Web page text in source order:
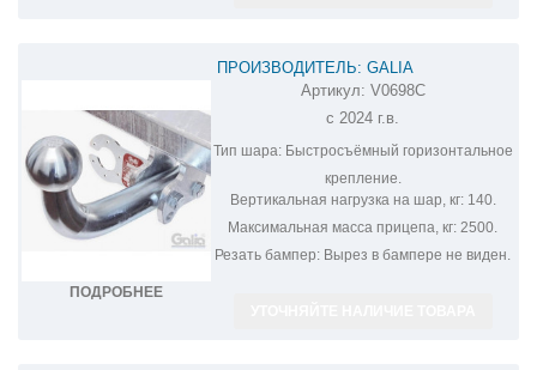
ПОДРОБНЕЕ
ПРОИЗВОДИТЕЛЬ: GALIA
ОЦИНКОВАННЫЙ ФАРКОП НА
VOLKSWAGEN TAYRON V0698C
Артикул: V0698C
с 2024 г.в.
Тип шара:Быстросъёмный горизонтальное
крепление.
Вертикальная нагрузка на шар, кг:140.
Максимальная масса прицепа, кг: 2500.
Резать бампер: Вырез в бампере не виден.